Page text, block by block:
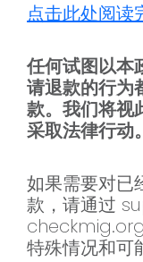
点击此处阅读
任何试图以本
请退款的行为
款。我们将视
采取法律行动。
如果需要对已
款，请通过
checkmig.org
特殊情况和可